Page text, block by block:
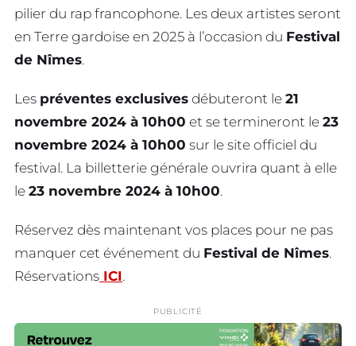
pilier du rap francophone. Les deux artistes seront
en Terre gardoise en 2025 à l’occasion du Festival
de Nîmes.
Les préventes exclusives débuteront le 21
novembre 2024 à 10h00 et se termineront le 23
novembre 2024 à 10h00 sur le site officiel du
festival. La billetterie générale ouvrira quant à elle
le 23 novembre 2024 à 10h00.
Réservez dès maintenant vos places pour ne pas
manquer cet événement du Festival de Nîmes.
Réservations ICI.
PUBLICITÉ